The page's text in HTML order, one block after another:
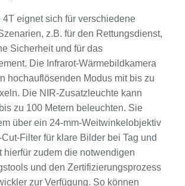
4T eignet sich für verschiedene
z.B. für den Rettungsdienst,
Sicherheit und für das
Die Infrarot-Wärmebildkamera
hochauflösenden Modus mit bis zu
Die NIR-Zusatzleuchte kann
zu 100 Metern beleuchten. Sie
über ein 24-mm-Weitwinkelobjektiv
Filter für klare Bilder bei Tag und
hierfür zudem die notwendigen
und den Zertifizierungsprozess
zur Verfügung. So können